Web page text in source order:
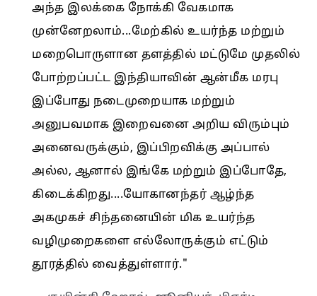
அந்த இலக்கை நோக்கி வேகமாக
முன்னேறலாம்...மேற்கில் உயர்ந்த மற்றும்
மறைபொருளான தளத்தில் மட்டுமே முதலில்
போற்றப்பட்ட இந்தியாவின் ஆன்மீக மரபு
இப்போது நடைமுறையாக மற்றும்
அனுபவமாக இறைவனை அறிய விரும்பும்
அனைவருக்கும், இப்பிறவிக்கு அப்பால்
அல்ல, ஆனால் இங்கே மற்றும் இப்போதே,
கிடைக்கிறது....யோகானந்தர் ஆழ்ந்த
அகமுகச் சிந்தனையின் மிக உயர்ந்த
வழிமுறைகளை எல்லோருக்கும் எட்டும்
தூரத்தில் வைத்துள்ளார்."